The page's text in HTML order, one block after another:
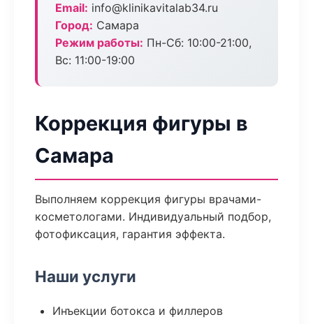
Email: info@klinikavitalab34.ru
Город: Самара
Режим работы: Пн-Сб: 10:00-21:00,
Вс: 11:00-19:00
Коррекция фигуры в
Самара
Выполняем коррекция фигуры врачами-
косметологами. Индивидуальный подбор,
фотофиксация, гарантия эффекта.
Наши услуги
Инъекции ботокса и филлеров